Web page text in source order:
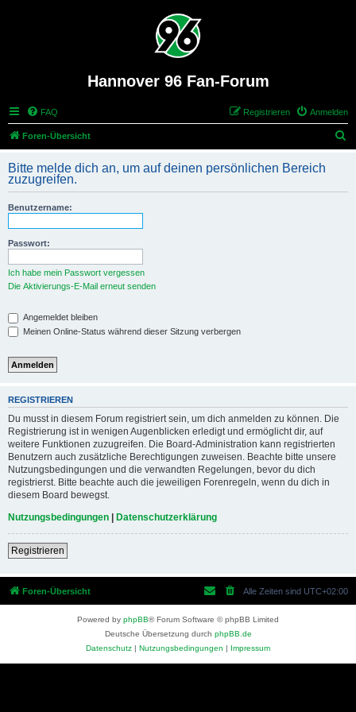
Hannover 96 Fan-Forum
FAQ Anmelden
Registrieren
Foren-Übersicht
h
Bitte melde dich an, um auf deinen persönlichen Bereich
zuzugreifen.
Benutzername:
Passwort:
Ich habe mein Passwort vergessen
Die Aktivierungs-E-Mail erneut senden
Angemeldet bleiben
Meinen Online-Status während dieser Sitzung verbergen
REGISTRIEREN
Du musst in diesem Forum registriert sein, um dich anmelden zu können. Die
Registrierung ist in wenigen Augenblicken erledigt und ermöglicht dir, auf
weitere Funktionen zuzugreifen. Die Board-Administration kann registrierten
Benutzern auch zusätzliche Berechtigungen zuweisen. Beachte bitte unsere
Nutzungsbedingungen und die verwandten Regelungen, bevor du dich
registrierst. Bitte beachte auch die jeweiligen Forenregeln, wenn du dich in
diesem Board bewegst.
Nutzungsbedingungen | Datenschutzerklärung
Registrieren
Foren-Übersicht Alle Zeiten sind UTC+02:00
Powered by phpBB® Forum Software © phpBB Limited
Deutsche Übersetzung durch phpBB.de
Datenschutz | Nutzungsbedingungen | Impressum